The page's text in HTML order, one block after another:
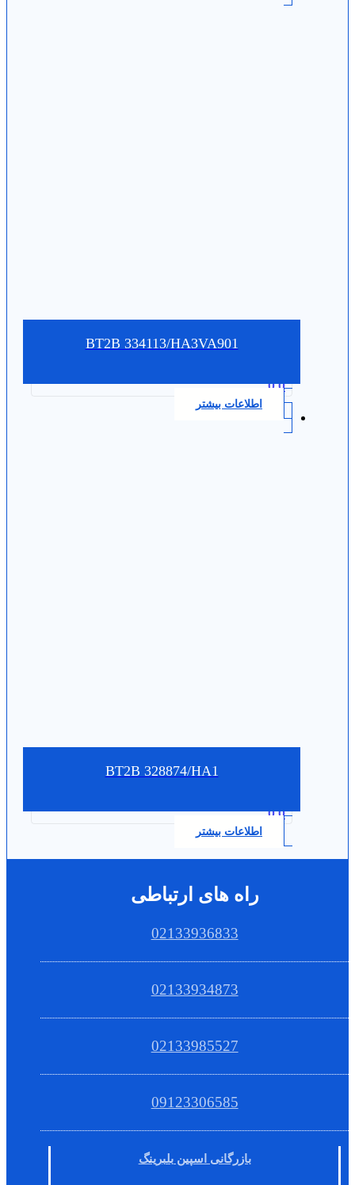
BT2B 334113/HA3VA901
0.0
اطلاعات بیشتر
BT2B 328874/HA1
0.0
اطلاعات بیشتر
راه های ارتباطی
02133936833
02133934873
02133985527
09123306585
بازرگانی اسپین بلبرینگ